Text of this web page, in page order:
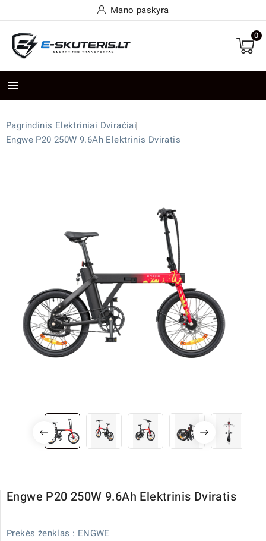
Mano paskyra
0

Pagrindinis Elektriniai Dviračiai
Engwe P20 250W 9.6Ah Elektrinis Dviratis
Engwe P20 250W 9.6Ah Elektrinis Dviratis
Prekės ženklas : ENGWE